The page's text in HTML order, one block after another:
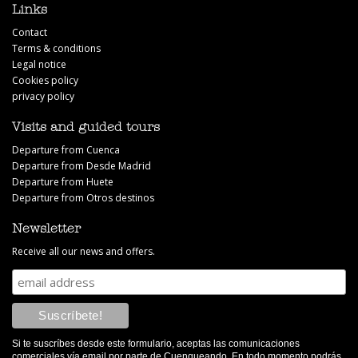
Visitamos con ellos la Mina Romana Cuevas del Sanabrio,
excelente guía y muy buena explicación del yacimiento.
Francisco Martín
Hicimos la ruta de la ciudad encantada y del nacimiento
del río cuervo con Víctor y nos encantó. Tuvimos la suerte
Links
Contact
Terms & conditions
Legal notice
Cookies policy
privacy policy
Visits and guided tours
Departure from Cuenca
Departure from Desde Madrid
Departure from Huete
Departure from Otros destinos
Newsletter
Receive all our news and offers.
Si te suscríbes desde este formulario, aceptas las comunicaciones